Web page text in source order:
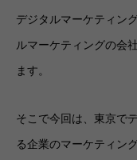
デジタルマーケティン
ルマーケティングの会
ます。
そこで今回は、東京で
る企業のマーケティン